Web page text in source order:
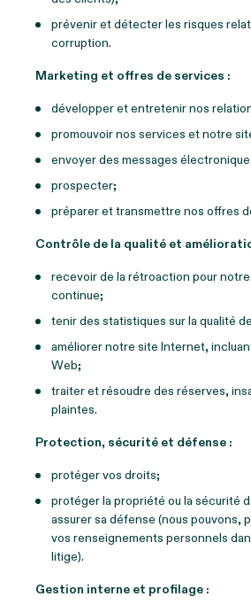
prévenir et détecter les risques
corruption.
Marketing et offres de services :
développer et entretenir nos
promouvoir nos services et notre
envoyer des messages
prospecter;
préparer et transmettre nos offres
Contrôle de la qualité et
recevoir de la rétroaction pour
continue;
tenir des statistiques sur la qualité
améliorer notre site Internet,
Web;
traiter et résoudre des réserves,
plaintes.
Protection, sécurité et défense :
protéger vos droits;
protéger la propriété ou la sécurité
assurer sa défense (nous pouvons,
vos renseignements personnels
litige).
Gestion interne et profilage :